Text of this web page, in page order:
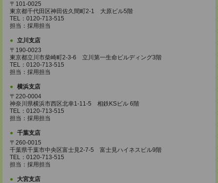
〒101-0025
東京都千代田区神田佐久間町2-1 大原ビル5階
TEL：0120-713-515
担当：採用担当
立川支店
〒190-0023
東京都立川市柴崎町2-3-6 立川第一生命ビルディング3階
TEL：0120-713-515
担当：採用担当
横浜支店
〒220-0004
神奈川県横浜市西区北幸1-11-5 相鉄KSビル 6階
TEL：0120-713-515
担当：採用担当
千葉支店
〒260-0015
千葉県千葉市中央区富士見2-7-5 富士見ハイネスビル9階
TEL：0120-713-515
担当：採用担当
大宮支店